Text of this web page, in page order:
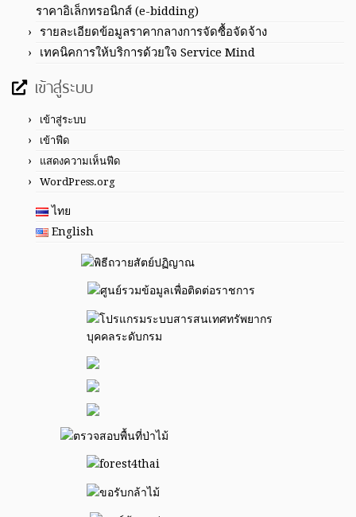
ราคาอิเล็กทรอนิกส์ (e-bidding)
รายละเอียดข้อมูลราคากลางการจัดซื้อจัดจ้าง
เทคนิคการให้บริการด้วยใจ Service Mind
เข้าสู่ระบบ
เข้าสู่ระบบ
เข้าฟีด
แสดงความเห็นฟีด
WordPress.org
ไทย
English